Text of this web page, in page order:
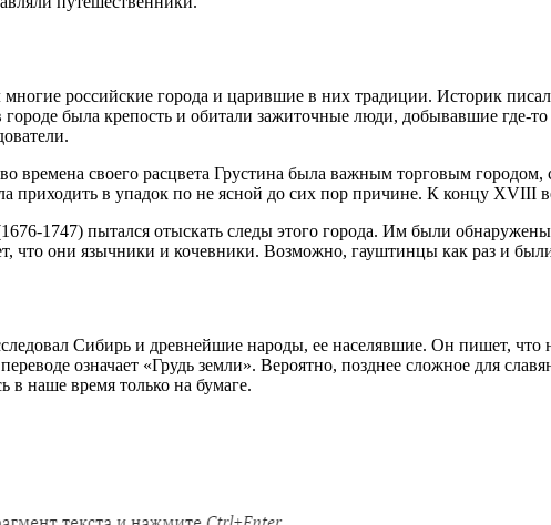
российские города и царившие в них традиции. Историк
была крепость и обитали зажиточные люди, добывавшие
времена своего расцвета Грустина была важным торговым
приходить в упадок по не ясной до сих пор причине. К концу XVIII
1747) пытался отыскать следы этого города. Им были обнаружены
что они язычники и кочевники. Возможно, гауштинцы как раз и
Сибирь и древнейшие народы, ее населявшие. Он пишет, что
означает «Грудь земли». Вероятно, позднее сложное для
в наше время только на бумаге.